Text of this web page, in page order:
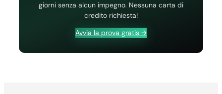
giorni senza alcun impegno. Nessuna carta di
credito richiesta!
Avvia la prova gratis →